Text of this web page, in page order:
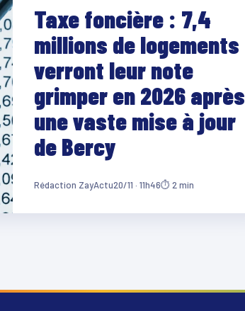
Taxe foncière : 7,4
millions de logements
verront leur note
grimper en 2026 après
une vaste mise à jour
de Bercy
Rédaction ZayActu20/11 · 11h46⏱ 2 min